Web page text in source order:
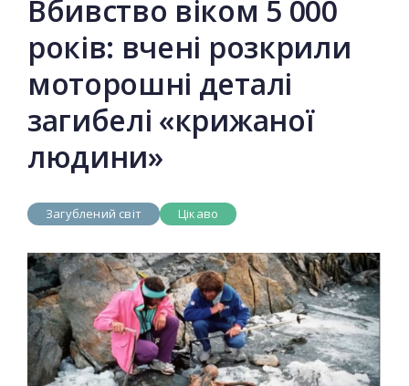
Вбивство віком 5 000
років: вчені розкрили
моторошні деталі
загибелі «крижаної
людини»
Загублений світ Цікаво